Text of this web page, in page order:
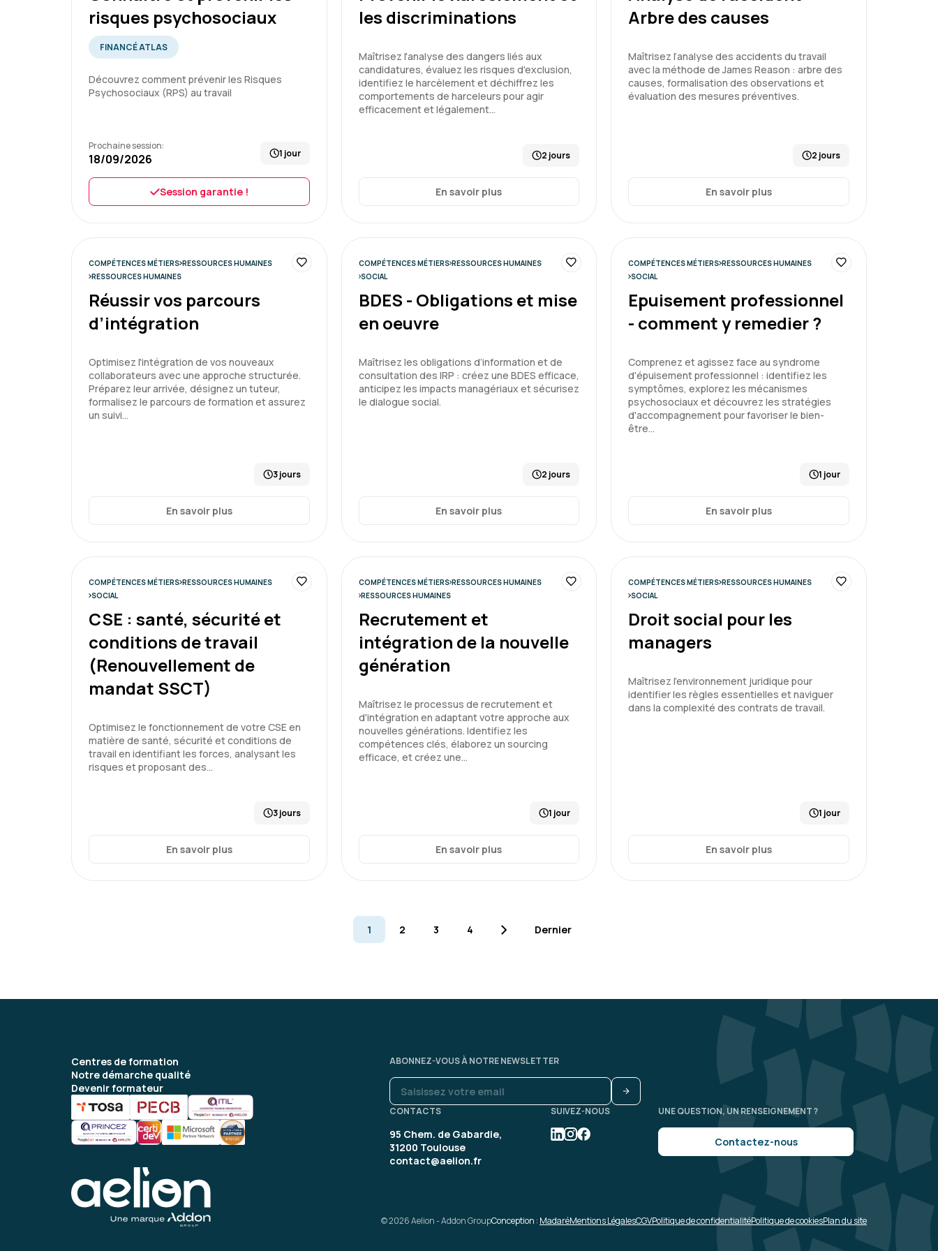
avant et aprés.
Formation : Connaître et prévenir les risques psychosociaux
Adeline D. 5
Formation enrichissante qui permet de voir des situations concrètes
Sonia G. Le 05/07/2026
journée agréable contenu trop superficielle pour une EA
Formation : Connaître et prévenir les risques psychosociaux
Bon timing, support et méthode avec une belle variabilité
Formation : Connaître et prévenir les risques psychosociaux
Marie R.
Formation : Connaître et prévenir les risques psychosociaux
Le 16/06/2026
risques psychosociaux
FINANCÉ ATLAS
Découvrez comment prévenir les Risques
Psychosociaux (RPS) au travail
Prochaine session:
18/09/2026 1 jour
Session garantie !
les discriminations
Maîtrisez l'analyse des dangers liés aux
candidatures, évaluez les risques d'exclusion,
identifiez le harcèlement et déchiffrez les
comportements de harceleurs pour agir
efficacement et légalement…
2 jours
En savoir plus
Arbre des causes
Maîtrisez l’analyse des accidents du travail
avec la méthode de James Reason : arbre des
causes, formalisation des observations et
évaluation des mesures préventives.
2 jours
En savoir plus
COMPÉTENCES MÉTIERS RESSOURCES HUMAINES
RESSOURCES HUMAINES
Réussir vos parcours
d’intégration
Optimisez l'intégration de vos nouveaux
collaborateurs avec une approche structurée.
Préparez leur arrivée, désignez un tuteur,
formalisez le parcours de formation et assurez
un suivi…
3 jours
En savoir plus
COMPÉTENCES MÉTIERS RESSOURCES HUMAINES
SOCIAL
BDES - Obligations et mise
en oeuvre
Maîtrisez les obligations d’information et de
consultation des IRP : créez une BDES efficace,
anticipez les impacts managériaux et sécurisez
le dialogue social.
2 jours
En savoir plus
COMPÉTENCES MÉTIERS RESSOURCES HUMAINES
SOCIAL
Epuisement professionnel
- comment y remedier ?
Comprenez et agissez face au syndrome
d'épuisement professionnel : identifiez les
symptômes, explorez les mécanismes
psychosociaux et découvrez les stratégies
d'accompagnement pour favoriser le bien-
être…
1 jour
En savoir plus
COMPÉTENCES MÉTIERS RESSOURCES HUMAINES
SOCIAL
CSE : santé, sécurité et
conditions de travail
(Renouvellement de
mandat SSCT)
Optimisez le fonctionnement de votre CSE en
matière de santé, sécurité et conditions de
travail en identifiant les forces, analysant les
risques et proposant des…
3 jours
En savoir plus
COMPÉTENCES MÉTIERS RESSOURCES HUMAINES
RESSOURCES HUMAINES
Recrutement et
intégration de la nouvelle
génération
Maîtrisez le processus de recrutement et
d'intégration en adaptant votre approche aux
nouvelles générations. Identifiez les
compétences clés, élaborez un sourcing
efficace, et créez une…
1 jour
En savoir plus
COMPÉTENCES MÉTIERS RESSOURCES HUMAINES
SOCIAL
Droit social pour les
managers
Maîtrisez l'environnement juridique pour
identifier les règles essentielles et naviguer
dans la complexité des contrats de travail.
1 jour
En savoir plus
1 2 3 4 Dernier
Centres de formation
Notre démarche qualité
Devenir formateur
ABONNEZ-VOUS À NOTRE NEWSLETTER
CONTACTS
95 Chem. de Gabardie,
31200 Toulouse
contact@aelion.fr
SUIVEZ-NOUS UNE QUESTION, UN RENSEIGNEMENT ?
Contactez-nous
© 2026 Aelion - Addon GroupConception : MadaréMentions LégalesCGVPolitique de confidentialitéPolitique de cookiesPlan du site